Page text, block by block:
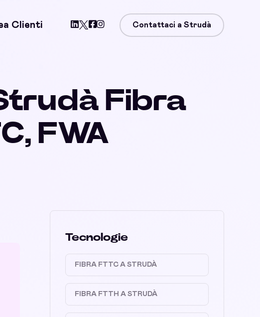
Clienti Contattaci a Strudà
Fibra
FWA
Tecnologie
FIBRA FTTC A STRUDÀ
FIBRA FTTH A STRUDÀ